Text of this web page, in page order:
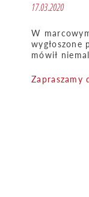
17.03.2020
W
wygłoszone
mówił
Zapraszamy